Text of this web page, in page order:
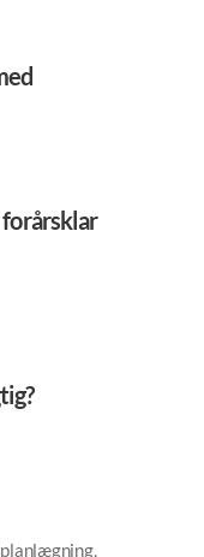
forårsklar
,